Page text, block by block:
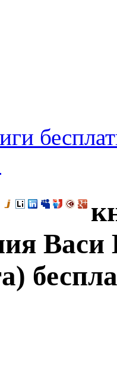
Васи